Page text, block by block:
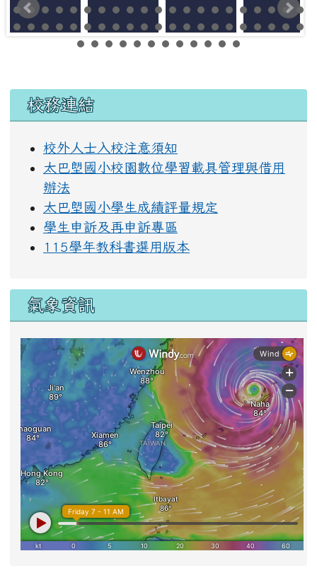
左邊區域內容
校務連結
校外人士入校注意須知
太巴塱國小校園數位學習載具管理與借用
辦法
太巴塱國小學生成績評量規定
學生申訴及再申訴專區
115學年教科書選用版本
氣象資訊